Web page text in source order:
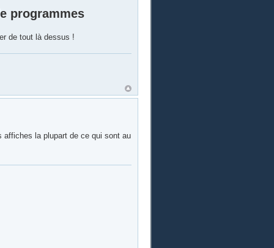
programmes
de tout là dessus !
affiches la plupart de ce qui sont au